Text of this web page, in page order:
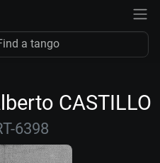
CASTILLO
6398